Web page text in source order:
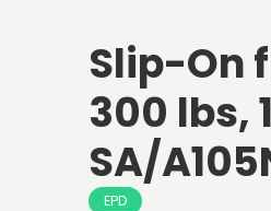
Slip-On
300 lbs,
SA/
EPD